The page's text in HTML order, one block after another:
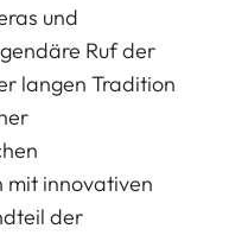
und
Ruf der
langen Tradition
mit innovativen
der